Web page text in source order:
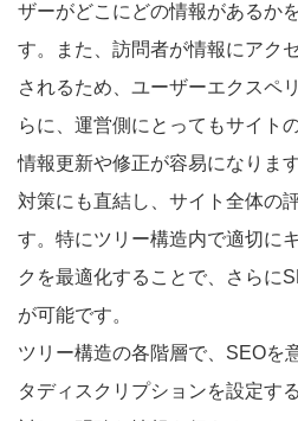
ザーがどこにどの情報があるか
す。また、訪問者が情報にアク
されるため、ユーザーエクスペ
らに、運営側にとってもサイト
情報更新や修正が容易になりま
対策にも直結し、サイト全体の
す。特にツリー構造内で適切に
クを最適化することで、さらに
が可能です。
ツリー構造の各階層で、SEOを
タディスクリプションを設定す